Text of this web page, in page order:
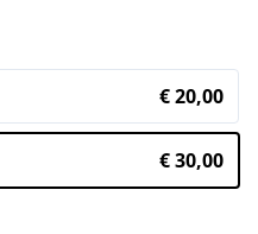
€ 20,00
€ 30,00